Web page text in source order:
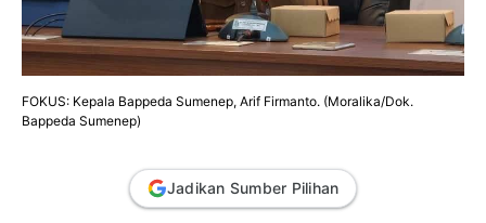
FOKUS: Kepala Bappeda Sumenep, Arif Firmanto. (Moralika/Dok.
Bappeda Sumenep)
Jadikan Sumber Pilihan